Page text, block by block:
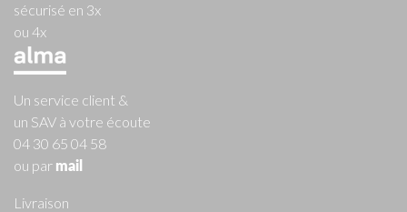
sécurisé en 3x
ou 4x
Un service client &
un SAV à votre écoute
04 30 65 04 58
ou par mail
Livraison